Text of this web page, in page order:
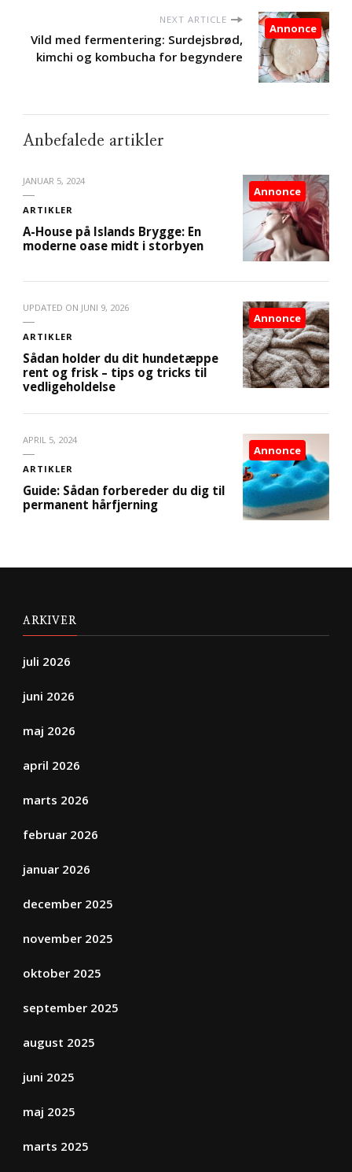
NEXT ARTICLE
Vild med fermentering: Surdejsbrød,
kimchi og kombucha for begyndere
Annonce
Anbefalede artikler
JANUAR 5, 2024
ARTIKLER
A-House på Islands Brygge: En
moderne oase midt i storbyen
Annonce
UPDATED ON JUNI 9, 2026
ARTIKLER
Sådan holder du dit hundetæppe
rent og frisk – tips og tricks til
vedligeholdelse
Annonce
APRIL 5, 2024
ARTIKLER
Guide: Sådan forbereder du dig til
permanent hårfjerning
Annonce
ARKIVER
juli 2026
juni 2026
maj 2026
april 2026
marts 2026
februar 2026
januar 2026
december 2025
november 2025
oktober 2025
september 2025
august 2025
juni 2025
maj 2025
marts 2025